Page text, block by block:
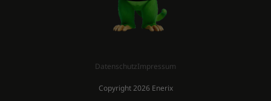
Copyright 2026 Enerix
DatenschutzImpressum